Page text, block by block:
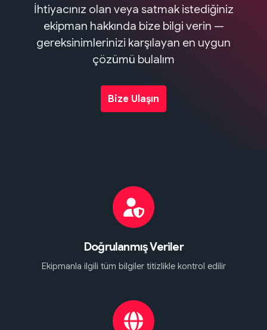
İhtiyacınız olan veya satmak istediğiniz
ekipman hakkında bize bilgi verin —
gereksinimlerinizi karşılayan en uygun
çözümü bulalım
Bize Ulaşın
Doğrulanmış Veriler
Ekipmanla ilgili tüm bilgiler titizlikle kontrol edilir